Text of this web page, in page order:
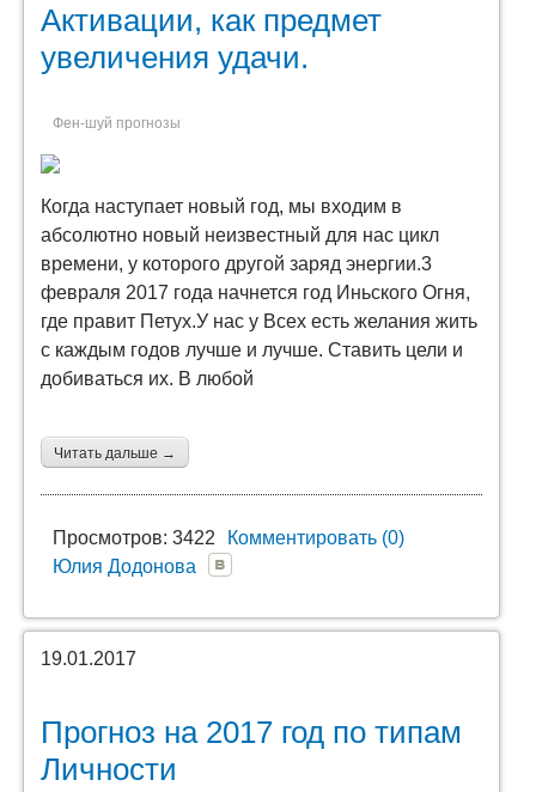
Активации, как предмет
увеличения удачи.
Фен-шуй прогнозы
Когда наступает новый год, мы входим в
абсолютно новый неизвестный для нас цикл
времени, у которого другой заряд энергии.3
февраля 2017 года начнется год Иньского Огня,
где правит Петух.У нас у Всех есть желания жить
с каждым годов лучше и лучше. Ставить цели и
добиваться их. В любой
Читать дальше →
Просмотров: 3422
Комментировать (0)
Юлия Додонова
19.01.2017
Прогноз на 2017 год по типам
Личности